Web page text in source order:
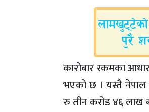
कारोबार रकमका
भएको छ । यस्तै नेपाल
रु तीन करोड ४६ लाख